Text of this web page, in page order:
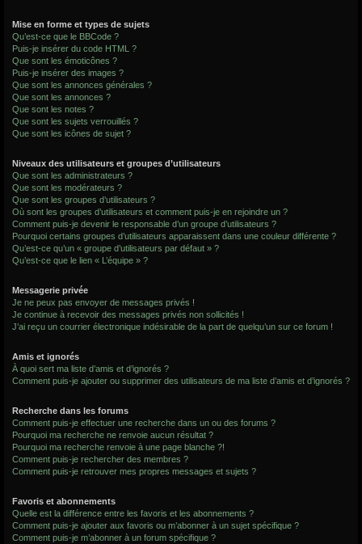
Mise en forme et types de sujets
Qu’est-ce que le BBCode ?
Puis-je insérer du code HTML ?
Que sont les émoticônes ?
Puis-je insérer des images ?
Que sont les annonces générales ?
Que sont les annonces ?
Que sont les notes ?
Que sont les sujets verrouillés ?
Que sont les icônes de sujet ?
Niveaux des utilisateurs et groupes d’utilisateurs
Que sont les administrateurs ?
Que sont les modérateurs ?
Que sont les groupes d’utilisateurs ?
Où sont les groupes d’utilisateurs et comment puis-je en rejoindre un ?
Comment puis-je devenir le responsable d’un groupe d’utilisateurs ?
Pourquoi certains groupes d’utilisateurs apparaissent dans une couleur différente ?
Qu’est-ce qu’un « groupe d’utilisateurs par défaut » ?
Qu’est-ce que le lien « L’équipe » ?
Messagerie privée
Je ne peux pas envoyer de messages privés !
Je continue à recevoir des messages privés non sollicités !
J’ai reçu un courrier électronique indésirable de la part de quelqu’un sur ce forum !
Amis et ignorés
À quoi sert ma liste d’amis et d’ignorés ?
Comment puis-je ajouter ou supprimer des utilisateurs de ma liste d’amis et d’ignorés ?
Recherche dans les forums
Comment puis-je effectuer une recherche dans un ou des forums ?
Pourquoi ma recherche ne renvoie aucun résultat ?
Pourquoi ma recherche renvoie à une page blanche ?!
Comment puis-je rechercher des membres ?
Comment puis-je retrouver mes propres messages et sujets ?
Favoris et abonnements
Quelle est la différence entre les favoris et les abonnements ?
Comment puis-je ajouter aux favoris ou m’abonner à un sujet spécifique ?
Comment puis-je m’abonner à un forum spécifique ?